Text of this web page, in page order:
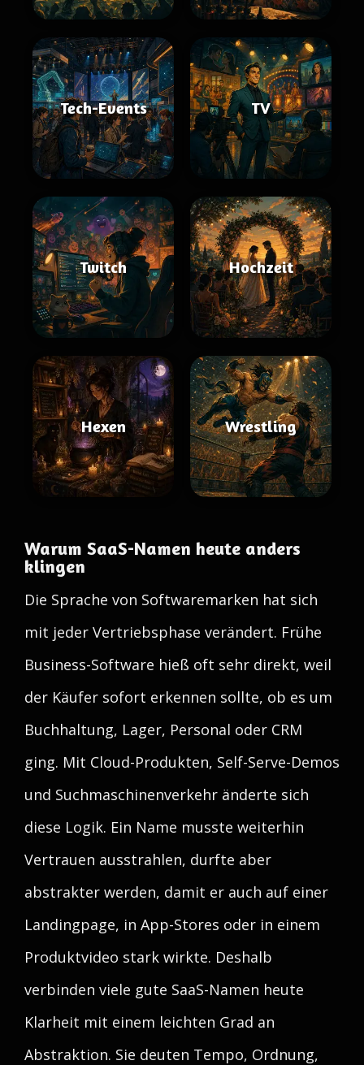
Tech-Events TV
Twitch Hochzeit
Hexen Wrestling
Warum SaaS-Namen heute anders
klingen
Die Sprache von Softwaremarken hat sich
mit jeder Vertriebsphase verändert. Frühe
Business-Software hieß oft sehr direkt, weil
der Käufer sofort erkennen sollte, ob es um
Buchhaltung, Lager, Personal oder CRM
ging. Mit Cloud-Produkten, Self-Serve-Demos
und Suchmaschinenverkehr änderte sich
diese Logik. Ein Name musste weiterhin
Vertrauen ausstrahlen, durfte aber
abstrakter werden, damit er auch auf einer
Landingpage, in App-Stores oder in einem
Produktvideo stark wirkte. Deshalb
verbinden viele gute SaaS-Namen heute
Klarheit mit einem leichten Grad an
Abstraktion. Sie deuten Tempo, Ordnung,